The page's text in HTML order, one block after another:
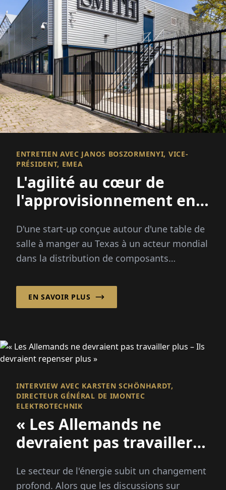
ENTRETIEN AVEC JANOS BOSZORMENYI, VICE-
PRÉSIDENT, EMEA
L'agilité au cœur de
l'approvisionnement en
D'une start-up conçue autour d'une table de
salle à manger au Texas à un acteur mondial
dans la distribution de composants
a...
EN SAVOIR PLUS
INTERVIEW AVEC KARSTEN SCHÖNHARDT,
DIRECTEUR GÉNÉRAL DE IMONTEC
ELEKTROTECHNIK
« Les Allemands ne
devraient pas travailler
repenser plus »
Le secteur de l'énergie subit un changement
profond. Alors que les discussions sur